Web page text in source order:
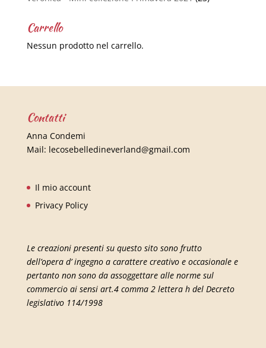
Carrello
Nessun prodotto nel carrello.
Contatti
Anna Condemi
Mail: lecosebelledineverland@gmail.com
Il mio account
Privacy Policy
Le creazioni presenti su questo sito sono frutto
dell’opera d’ ingegno a carattere creativo e occasionale e
pertanto non sono da assoggettare alle norme sul
commercio ai sensi art.4 comma 2 lettera h del Decreto
legislativo 114/1998